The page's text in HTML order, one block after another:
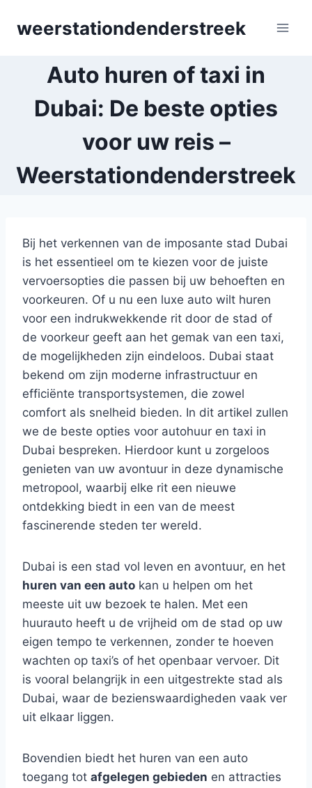
weerstationdenderstreek
Auto huren of taxi in
Dubai: De beste opties
voor uw reis –
Weerstationdenderstreek
Bij het verkennen van de imposante stad Dubai
is het essentieel om te kiezen voor de juiste
vervoersopties die passen bij uw behoeften en
voorkeuren. Of u nu een luxe auto wilt huren
voor een indrukwekkende rit door de stad of
de voorkeur geeft aan het gemak van een taxi,
de mogelijkheden zijn eindeloos. Dubai staat
bekend om zijn moderne infrastructuur en
efficiënte transportsystemen, die zowel
comfort als snelheid bieden. In dit artikel zullen
we de beste opties voor autohuur en taxi in
Dubai bespreken. Hierdoor kunt u zorgeloos
genieten van uw avontuur in deze dynamische
metropool, waarbij elke rit een nieuwe
ontdekking biedt in een van de meest
fascinerende steden ter wereld.
Dubai is een stad vol leven en avontuur, en het
huren van een auto kan u helpen om het
meeste uit uw bezoek te halen. Met een
huurauto heeft u de vrijheid om de stad op uw
eigen tempo te verkennen, zonder te hoeven
wachten op taxi’s of het openbaar vervoer. Dit
is vooral belangrijk in een uitgestrekte stad als
Dubai, waar de bezienswaardigheden vaak ver
uit elkaar liggen.
Bovendien biedt het huren van een auto
toegang tot afgelegen gebieden en attracties